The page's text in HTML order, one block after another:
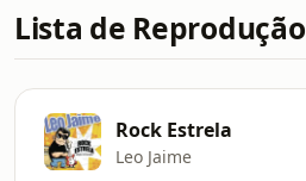
Lista de Reprodução
Rock Estrela
Leo Jaime